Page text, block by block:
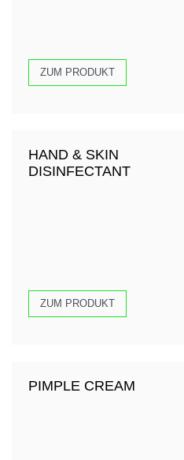
ZUM PRODUKT
HAND & SKIN
DISINFECTANT
ZUM PRODUKT
PIMPLE CREAM